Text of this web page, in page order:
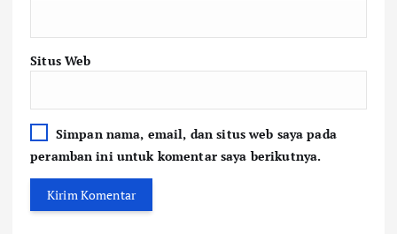
Situs Web
Simpan nama, email, dan situs web saya pada
peramban ini untuk komentar saya berikutnya.